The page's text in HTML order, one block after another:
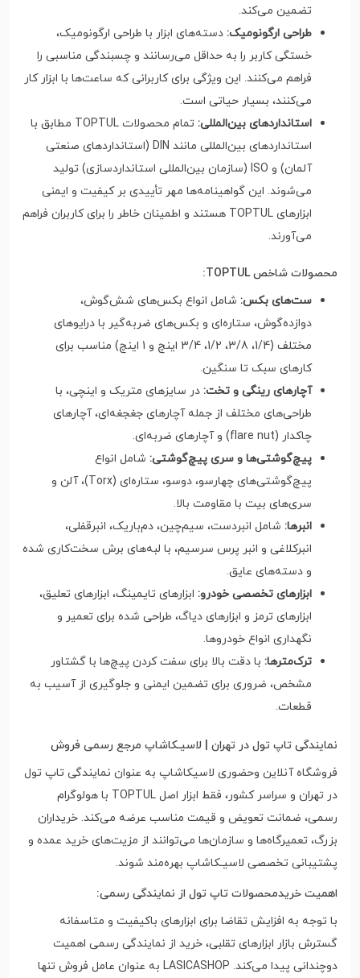
تضمین می‌کند.
طراحی ارگونومیک: دسته‌های ابزار با طراحی ارگونومیک،
خستگی کاربر را به حداقل می‌رسانند و چسبندگی مناسبی را
فراهم می‌کنند. این ویژگی برای کاربرانی که ساعت‌ها با ابزار کار
می‌کنند، بسیار حیاتی است.
استانداردهای بین‌المللی:
تمام محصولات TOPTUL مطابق با
استانداردهای بین‌المللی مانند DIN (استانداردهای صنعتی
آلمان) و ISO (سازمان بین‌المللی استانداردسازی) تولید
می‌شوند. این گواهینامه‌ها مهر تأییدی بر کیفیت و ایمنی
ابزارهای TOPTUL هستند و اطمینان خاطر را برای کاربران فراهم
می‌آورند.
محصولات شاخص TOPTUL:
ست‌های بکس: شامل انواع بکس‌های شش‌گوش،
دوازده‌گوش، ستاره‌ای و بکس‌های ضربه‌گیر با درایوهای
مختلف (1/4، 3/8، 1/2، 3/4 اینچ و 1 اینچ) مناسب برای
کارهای سبک تا سنگین.
آچارهای رینگی و تخت: در سایزهای متریک و اینچی، با
طراحی‌های مختلف از جمله آچارهای جغجغه‌ای، آچارهای
چاکدار (flare nut) و آچارهای ضربه‌ای.
پیچ‌گوشتی‌ها و سری پیچ‌گوشتی: شامل انواع
پیچ‌گوشتی‌های چهارسو، دوسو، ستاره‌ای (Torx)، آلن و
سری‌های بیت با مقاومت بالا.
انبرها: شامل انبردست، سیم‌چین، دم‌باریک، انبرقفلی،
انبرکلاغی و انبر پرس سرسیم، با لبه‌های برش سخت‌کاری شده
و دسته‌های عایق.
ابزارهای تخصصی خودرو: ابزارهای تایمینگ، ابزارهای تعلیق،
ابزارهای ترمز و ابزارهای دیاگ، طراحی شده برای تعمیر و
نگهداری انواع خودروها.
ترک‌مترها: با دقت بالا برای سفت کردن پیچ‌ها با گشتاور
مشخص، ضروری برای تضمین ایمنی و جلوگیری از آسیب به
قطعات.
نمایندگی تاپ تول در تهران | لاسیـکاشاپ مرجع رسمی فروش
فروشگاه آنلاین وحضوری لاسیکاشاپ به عنوان نمایندگی تاپ تول
در تهران و سراسر کشور، فقط ابزار اصل TOPTUL با هولوگرام
رسمی، ضمانت تعویض و قیمت مناسب عرضه می‌کند. خریداران
بزرگ، تعمیرگاه‌ها و سازمان‌ها می‌توانند از مزیت‌های خرید عمده و
پشتیبانی تخصصی لاسیـکاشاپ بهره‌مند شوند.
اهمیت خریدمحصولات تاپ تول از نمایندگی رسمی:
با توجه به افزایش تقاضا برای ابزارهای باکیفیت و متاسفانه
گسترش بازار ابزارهای تقلبی، خرید از نمایندگی رسمی اهمیت
دوچندانی پیدا می‌کند. LASICASHOP به عنوان عامل فروش تنها